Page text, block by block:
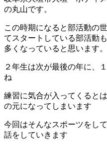
の丸山です。
この時期になると部活動の
てスタートしている部活動も
多くなっていると思います。
２年生は次が最後の年に、
ね
練習に気合が入ってくると
の元になってしまいます
今回はそんなスポーツをし
話をしていきます